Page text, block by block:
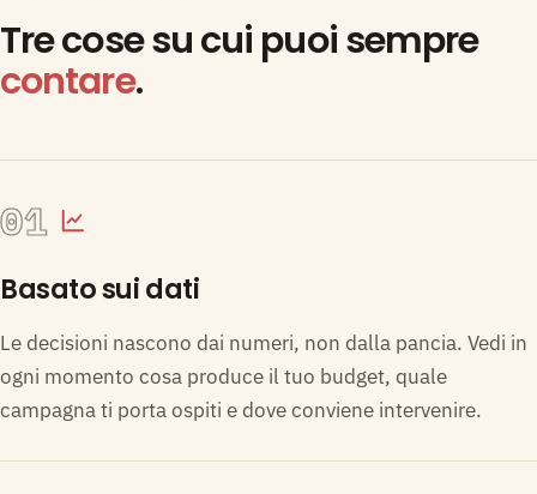
Tre cose su cui puoi sempre
contare.
01
Basato sui dati
Le decisioni nascono dai numeri, non dalla pancia. Vedi in
ogni momento cosa produce il tuo budget, quale
campagna ti porta ospiti e dove conviene intervenire.